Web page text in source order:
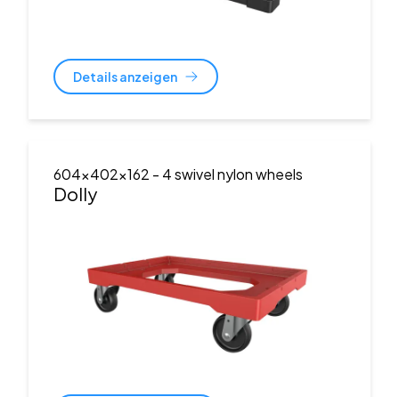
Details anzeigen
604x402x162 - 4 swivel nylon wheels
Dolly